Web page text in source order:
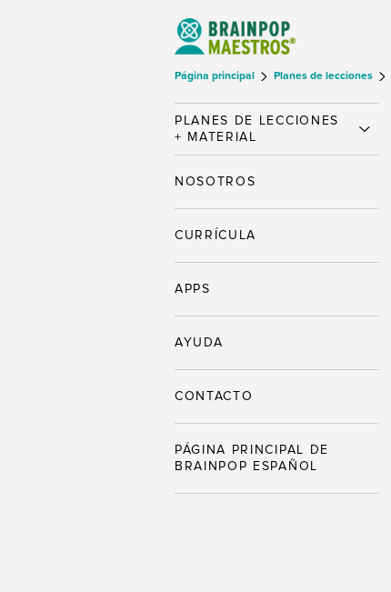
Página principal Planes de lecciones
PLANES DE LECCIONES
+ MATERIAL
NOSOTROS
CURRÍCULA
APPS
AYUDA
CONTACTO
PÁGINA PRINCIPAL DE
BRAINPOP ESPAÑOL